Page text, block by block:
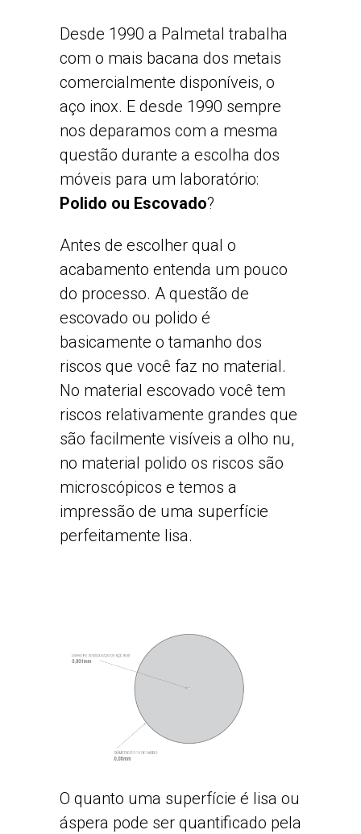
Desde 1990 a Palmetal trabalha
com o mais bacana dos metais
comercialmente disponíveis, o
aço inox. E desde 1990 sempre
nos deparamos com a mesma
questão durante a escolha dos
móveis para um laboratório:
Polido ou Escovado?
Antes de escolher qual o
acabamento entenda um pouco
do processo. A questão de
escovado ou polido é
basicamente o tamanho dos
riscos que você faz no material.
No material escovado você tem
riscos relativamente grandes que
são facilmente visíveis a olho nu,
no material polido os riscos são
microscópicos e temos a
impressão de uma superfície
perfeitamente lisa.
O quanto uma superfície é lisa ou
áspera pode ser quantificado pela